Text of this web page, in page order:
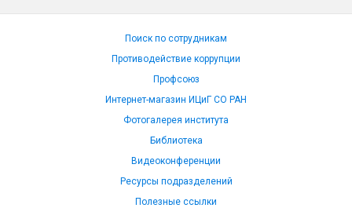
Поиск по сотрудникам
Противодействие коррупции
Профсоюз
Интернет-магазин ИЦиГ СО РАН
Фотогалерея института
Библиотека
Видеоконференции
Ресурсы подразделений
Полезные ссылки